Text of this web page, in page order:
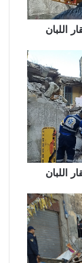
اللبان
اللبان